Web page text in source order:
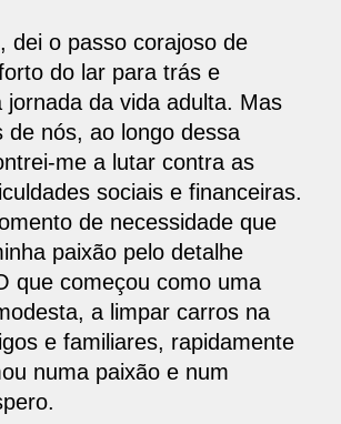
dei o passo corajoso de
do lar para trás e
jornada da vida adulta. Mas
de nós, ao longo dessa
me a lutar contra as
sociais e financeiras.
de necessidade que
paixão pelo detalhe
que começou como uma
a limpar carros na
e familiares, rapidamente
numa paixão e num